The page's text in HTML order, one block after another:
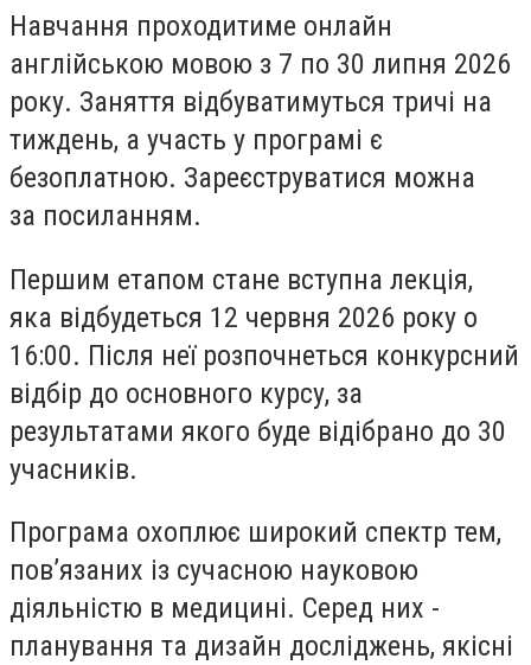
Навчання проходитиме онлайн
англійською мовою з 7 по 30 липня 2026
року. Заняття відбуватимуться тричі на
тиждень, а участь у програмі є
безоплатною. Зареєструватися можна
за посиланням.
Першим етапом стане вступна лекція,
яка відбудеться 12 червня 2026 року о
16:00. Після неї розпочнеться конкурсний
відбір до основного курсу, за
результатами якого буде відібрано до 30
учасників.
Програма охоплює широкий спектр тем,
пов’язаних із сучасною науковою
діяльністю в медицині. Серед них -
планування та дизайн досліджень, якісні